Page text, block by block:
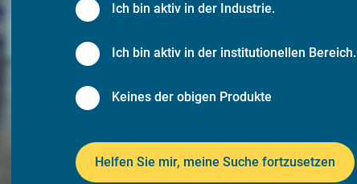
Ich bin aktiv in der Industrie.
Ich bin aktiv in der institutionellen Bereich.
Keines der obigen Produkte
Helfen Sie mir, meine Suche fortzusetzen